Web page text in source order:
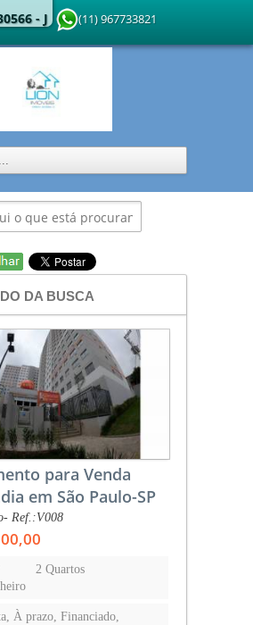
- J (11) 967733821
DA BUSCA
para Venda
em São Paulo-SP
Ref.:V008
2 Quartos
À prazo, Financiado,